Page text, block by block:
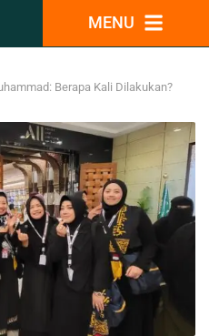
MENU
Berapa Kali Dilakukan?